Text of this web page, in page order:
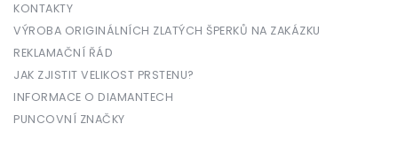
KONTAKTY
VÝROBA ORIGINÁLNÍCH ZLATÝCH ŠPERKŮ NA ZAKÁZKU
REKLAMAČNÍ ŘÁD
JAK ZJISTIT VELIKOST PRSTENU?
INFORMACE O DIAMANTECH
PUNCOVNÍ ZNAČKY